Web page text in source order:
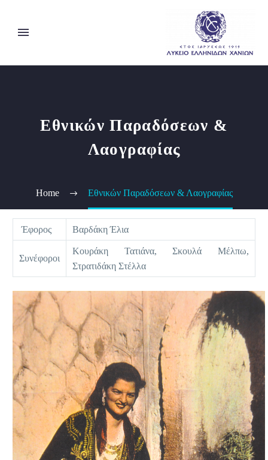
Eθνικών Παραδόσεων &
Λαογραφίας
Home Eθνικών Παραδόσεων & Λαογραφίας
Έφορος Βαρδάκη Έλια
Συνέφοροι
Κουράκη Τατιάνα, Σκουλά Μέλπω,
Στρατιδάκη Στέλλα